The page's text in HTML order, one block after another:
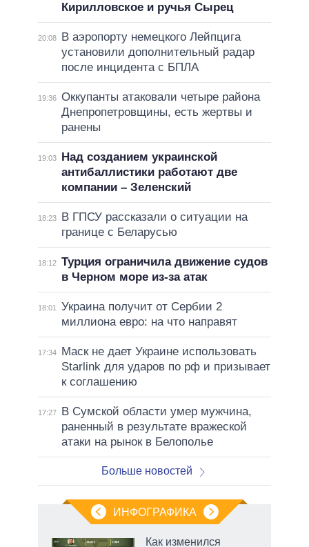
Кирилловское и ручья Сырец
20:08
В аэропорту немецкого Лейпцига
установили дополнительный радар
после инцидента с БПЛА
19:36 Оккупанты атаковали четыре района
Днепропетровщины, есть жертвы и
ранены
19:03
Над созданием украинской
антибаллистики работают две
компании – Зеленский
18:23
В ГПСУ рассказали о ситуации на
границе с Беларусью
18:12 Турция ограничила движение судов
в Черном море из-за атак
18:01
Украина получит от Сербии 2
миллиона евро: на что направят
17:34
Маск не дает Украине использовать
Starlink для ударов по рф и призывает
к соглашению
17:27
В Сумской области умер мужчина,
раненный в результате вражеской
атаки на рынок в Белополье
Больше новостей
ИНФОГРАФИКА
Как изменился